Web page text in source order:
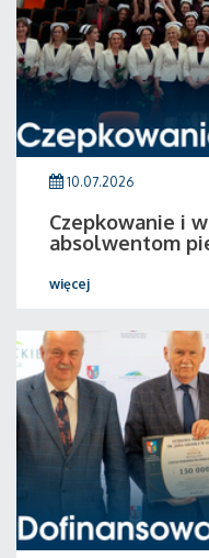
10.07.2026
Czepkowanie i
absolwentom
więcej